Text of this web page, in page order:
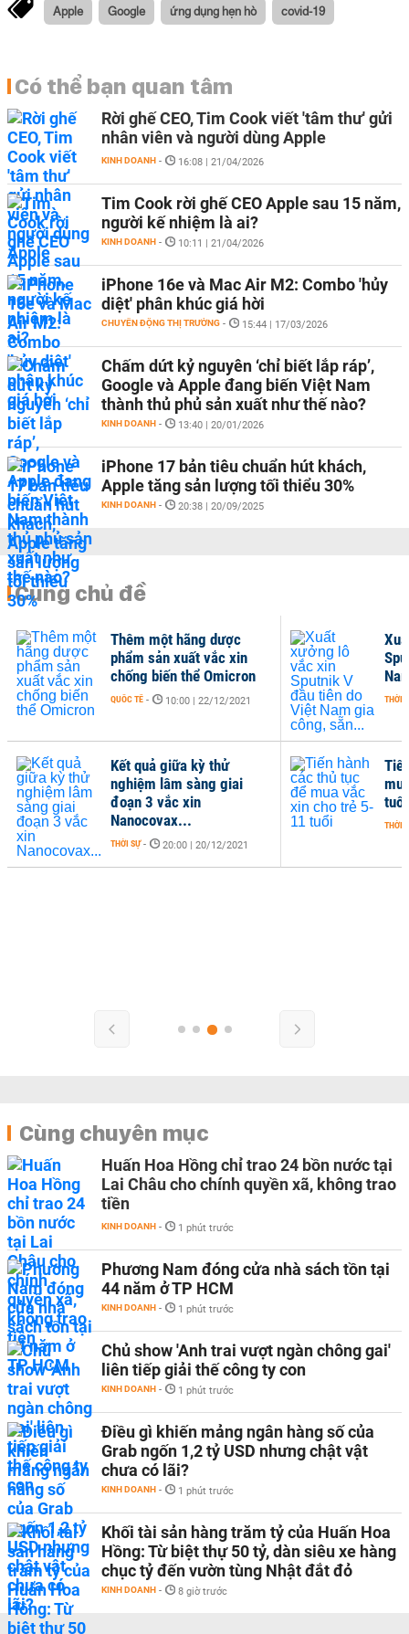
Apple Google ứng dụng hẹn hò covid-19
Có thể bạn quan tâm
Rời ghế CEO, Tim Cook viết 'tâm thư' gửi
nhân viên và người dùng Apple
KINH DOANH - 16:08 | 21/04/2026
Tim Cook rời ghế CEO Apple sau 15 năm,
người kế nhiệm là ai?
KINH DOANH - 10:11 | 21/04/2026
iPhone 16e và Mac Air M2: Combo 'hủy
diệt' phân khúc giá hời
CHUYỂN ĐỘNG THỊ TRƯỜNG - 15:44 | 17/03/2026
Chấm dứt kỷ nguyên ‘chỉ biết lắp ráp’,
Google và Apple đang biến Việt Nam
thành thủ phủ sản xuất như thế nào?
KINH DOANH - 13:40 | 20/01/2026
iPhone 17 bản tiêu chuẩn hút khách,
Apple tăng sản lượng tối thiểu 30%
KINH DOANH - 20:38 | 20/09/2025
Cùng chủ đề
tuổi
THỜI
Thêm một hãng dược
phẩm sản xuất vắc xin
chống biến thể Omicron
QUỐC TẾ - 10:00 | 22/12/2021
Kết quả giữa kỳ thử
nghiệm lâm sàng giai
đoạn 3 vắc xin
Nanocovax...
THỜI SỰ - 20:00 | 20/12/2021
THỜI
Cùng chuyên mục
Huấn Hoa Hồng chỉ trao 24 bồn nước tại
Lai Châu cho chính quyền xã, không trao
tiền
KINH DOANH - 1 phút trước
Phương Nam đóng cửa nhà sách tồn tại
44 năm ở TP HCM
KINH DOANH - 1 phút trước
Chủ show 'Anh trai vượt ngàn chông gai'
liên tiếp giải thế công ty con
KINH DOANH - 1 phút trước
Điều gì khiến mảng ngân hàng số của
Grab ngốn 1,2 tỷ USD nhưng chật vật
chưa có lãi?
KINH DOANH - 1 phút trước
Khối tài sản hàng trăm tỷ của Huấn Hoa
Hồng: Từ biệt thự 50 tỷ, dàn siêu xe hàng
chục tỷ đến vườn tùng Nhật đắt đỏ
KINH DOANH - 8 giờ trước